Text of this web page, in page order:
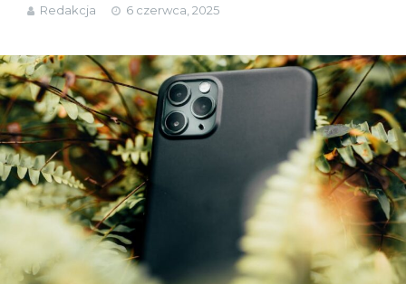
Redakcja 6 czerwca, 2025